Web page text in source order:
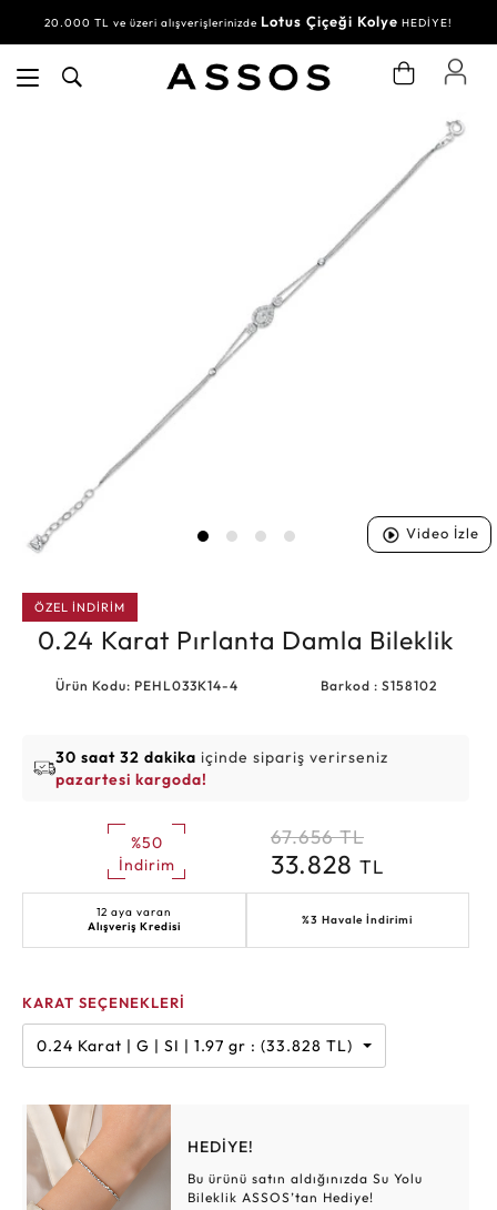
20.000 TL ve üzeri alışverişlerinizde Lotus Çiçeği Kolye HEDİYE!
Video İzle
ÖZEL İNDİRİM
0.24 Karat Pırlanta Damla Bileklik
Ürün Kodu: PEHL033K14-4 Barkod : S158102
30 saat 32 dakika içinde sipariş verirseniz
pazartesi kargoda!
%50
İndirim
67.656 TL
33.828 TL
12 aya varan
Alışveriş Kredisi
%3 Havale İndirimi
KARAT SEÇENEKLERİ
0.24 Karat | G | SI | 1.97 gr : (33.828 TL)
HEDİYE!
Bu ürünü satın aldığınızda Su Yolu
Bileklik ASSOS’tan Hediye!